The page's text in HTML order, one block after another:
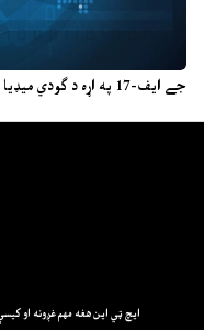
جے ایف-17 په اړه د ګودي میډیا د دروغجنو خبرونو پروپاګنډ ناکام شو
ايچ ټي اين هغه مهم غږونه او